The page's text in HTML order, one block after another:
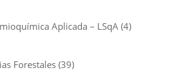
Aplicada – LSqA (4)
Forestales(39)